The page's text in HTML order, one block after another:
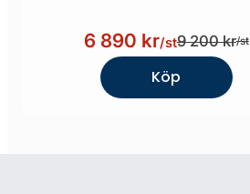
6 890 kr/st9 200 kr/st
Köp